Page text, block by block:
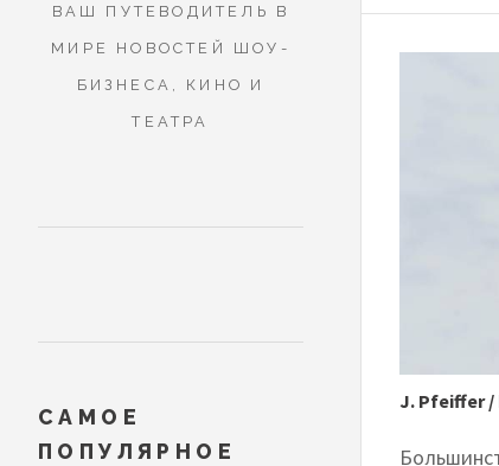
J. Pfeiffer
ВАШ ПУТЕВОДИТЕЛЬ В
МИРЕ НОВОСТЕЙ ШОУ-
БИЗНЕСА, КИНО И
ТЕАТРА
САМОЕ
ПОПУЛЯРНОЕ